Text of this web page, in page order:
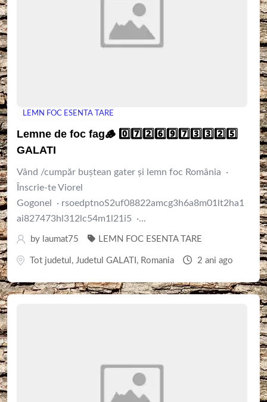
LEMN FOC ESENTA TARE
Lemne de foc fag🪵 0️⃣7️⃣2️⃣6️⃣9️⃣7️⃣3️⃣3️⃣2️⃣5️⃣
GALATI
Vând /cumpăr buștean gater și lemn foc România ·
Înscrie-te Viorel
Gogonel · rsoedptnoS2uf08822amcg3h6a8m01lt2ha1
ai827473hl312lc54m1l21i5 ·...
by laumat75 LEMN FOC ESENTA TARE
Tot judetul , Judetul GALATI , Romania 2 ani ago